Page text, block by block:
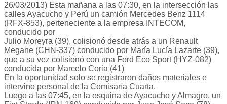
26/03/2013) Esta mañana a las 07:30, en la intersección las
calles Ayacucho y Perú un camión Mercedes Benz 1114
(RFX-853), perteneciente a la empresa INTECOM,
conducido por
Julio Moreyra (39), colisionó desde atrás a un Renault
Megane (CHN-337) conducido por María Lucía Lazarte (39),
que a su vez colisionó con una Ford Eco Sport (HYZ-082)
conducida por Marcelo Coria (41)
En la oportunidad solo se registraron daños materiales e
intervino personal de la Comisaría Cuarta.
Luego a las 07:45, en la esquina de Ayacucho y Almagro, un